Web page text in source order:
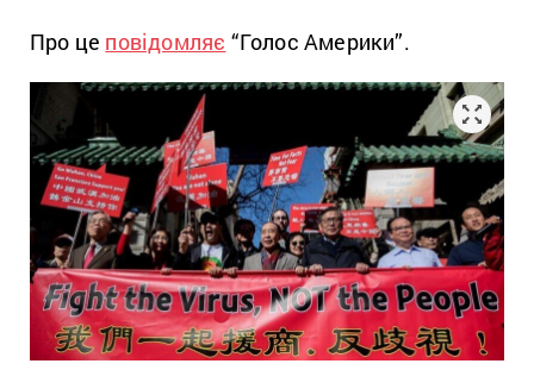
Про це повідомляє “Голос Америки”.